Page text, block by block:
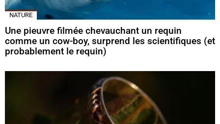
NATURE
Une pieuvre filmée chevauchant un requin
comme un cow-boy, surprend les scientifiques (et
probablement le requin)